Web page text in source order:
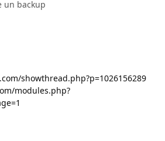
un backup
showthread.php?p=1026156289
modules.php?